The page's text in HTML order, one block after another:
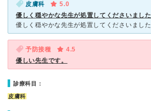
皮膚科
5.0
優しく穏やかな先生が処置してくださいました
予防接種
4.5
優しい先生です。
診療科目：
皮膚科